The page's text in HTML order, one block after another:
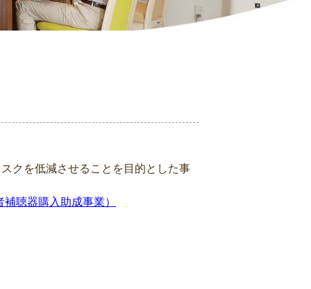
クを低減させることを目的とした事
補聴器購入助成事業）